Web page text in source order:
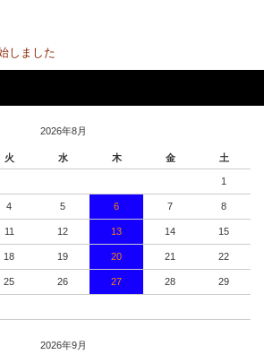
しました
2026年8月
火 水 木 金 土
1
4 5 6 7 8
11 12 13 14 15
18 19 20 21 22
25 26 27 28 29
2026年9月